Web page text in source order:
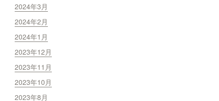
2024年3月
2024年2月
2024年1月
2023年12月
2023年11月
2023年10月
2023年8月